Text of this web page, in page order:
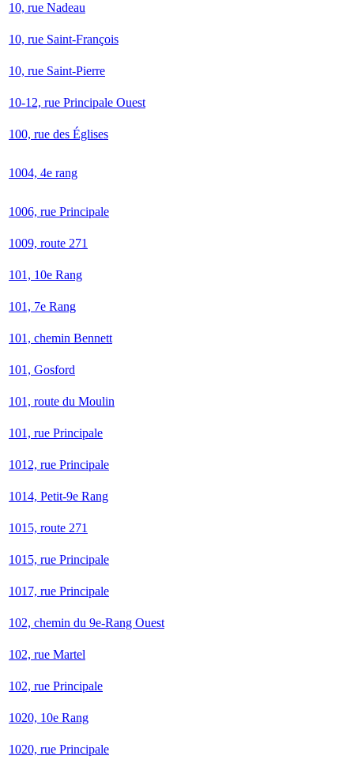
10, rue Nadeau
10, rue Saint-François
10, rue Saint-Pierre
10-12, rue Principale Ouest
100, rue des Églises
1004, 4e rang
1006, rue Principale
1009, route 271
101, 10e Rang
101, 7e Rang
101, chemin Bennett
101, Gosford
101, route du Moulin
101, rue Principale
1012, rue Principale
1014, Petit-9e Rang
1015, route 271
1015, rue Principale
1017, rue Principale
102, chemin du 9e-Rang Ouest
102, rue Martel
102, rue Principale
1020, 10e Rang
1020, rue Principale